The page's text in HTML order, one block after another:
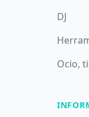
DJ
Ocio,